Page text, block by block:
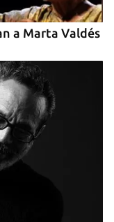
a Marta Valdés